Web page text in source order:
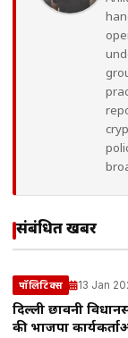
संबंधित खबरें
पॉलिटिक्स 13 Jan
दिल्ली छावनी
की भाजपा